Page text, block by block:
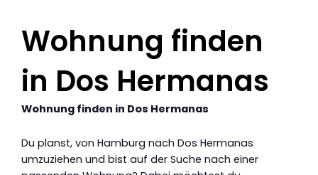
Wohnung finden
in Dos Hermanas
Wohnung finden in Dos Hermanas
Du planst, von Hamburg nach Dos Hermanas
umzuziehen und bist auf der Suche nach einer